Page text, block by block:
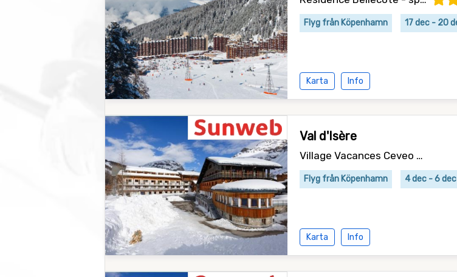
Flyg från Köpenhamn 17 dec - 20
Karta Info
Val d'Isère
Village Vacances Ceveo - logi
Flyg från Köpenhamn 4 dec - 6
Karta Info